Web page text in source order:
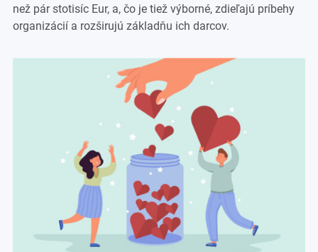
než pár stotisíc Eur, a, čo je tiež výborné, zdieľajú príbehy
organizácií a rozširujú základňu ich darcov.